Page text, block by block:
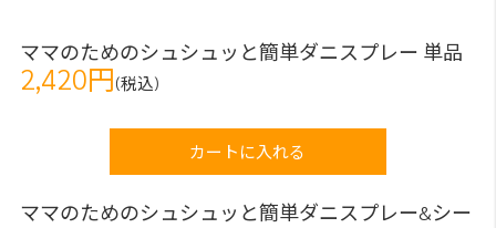
ママのためのシュシュッと簡単ダニスプレー 単品
2,420円(税込)
カートに入れる
ママのためのシュシュッと簡単ダニスプレー&シー